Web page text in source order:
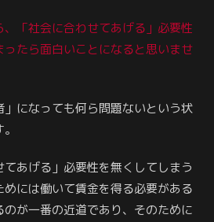
、「社会に合わせてあげる」必要性
たら面白いことになると思いませ
になっても何ら問題ないという状
あげる」必要性を無くしてしまう
には働いて賃金を得る必要がある
が一番の近道であり、そのために